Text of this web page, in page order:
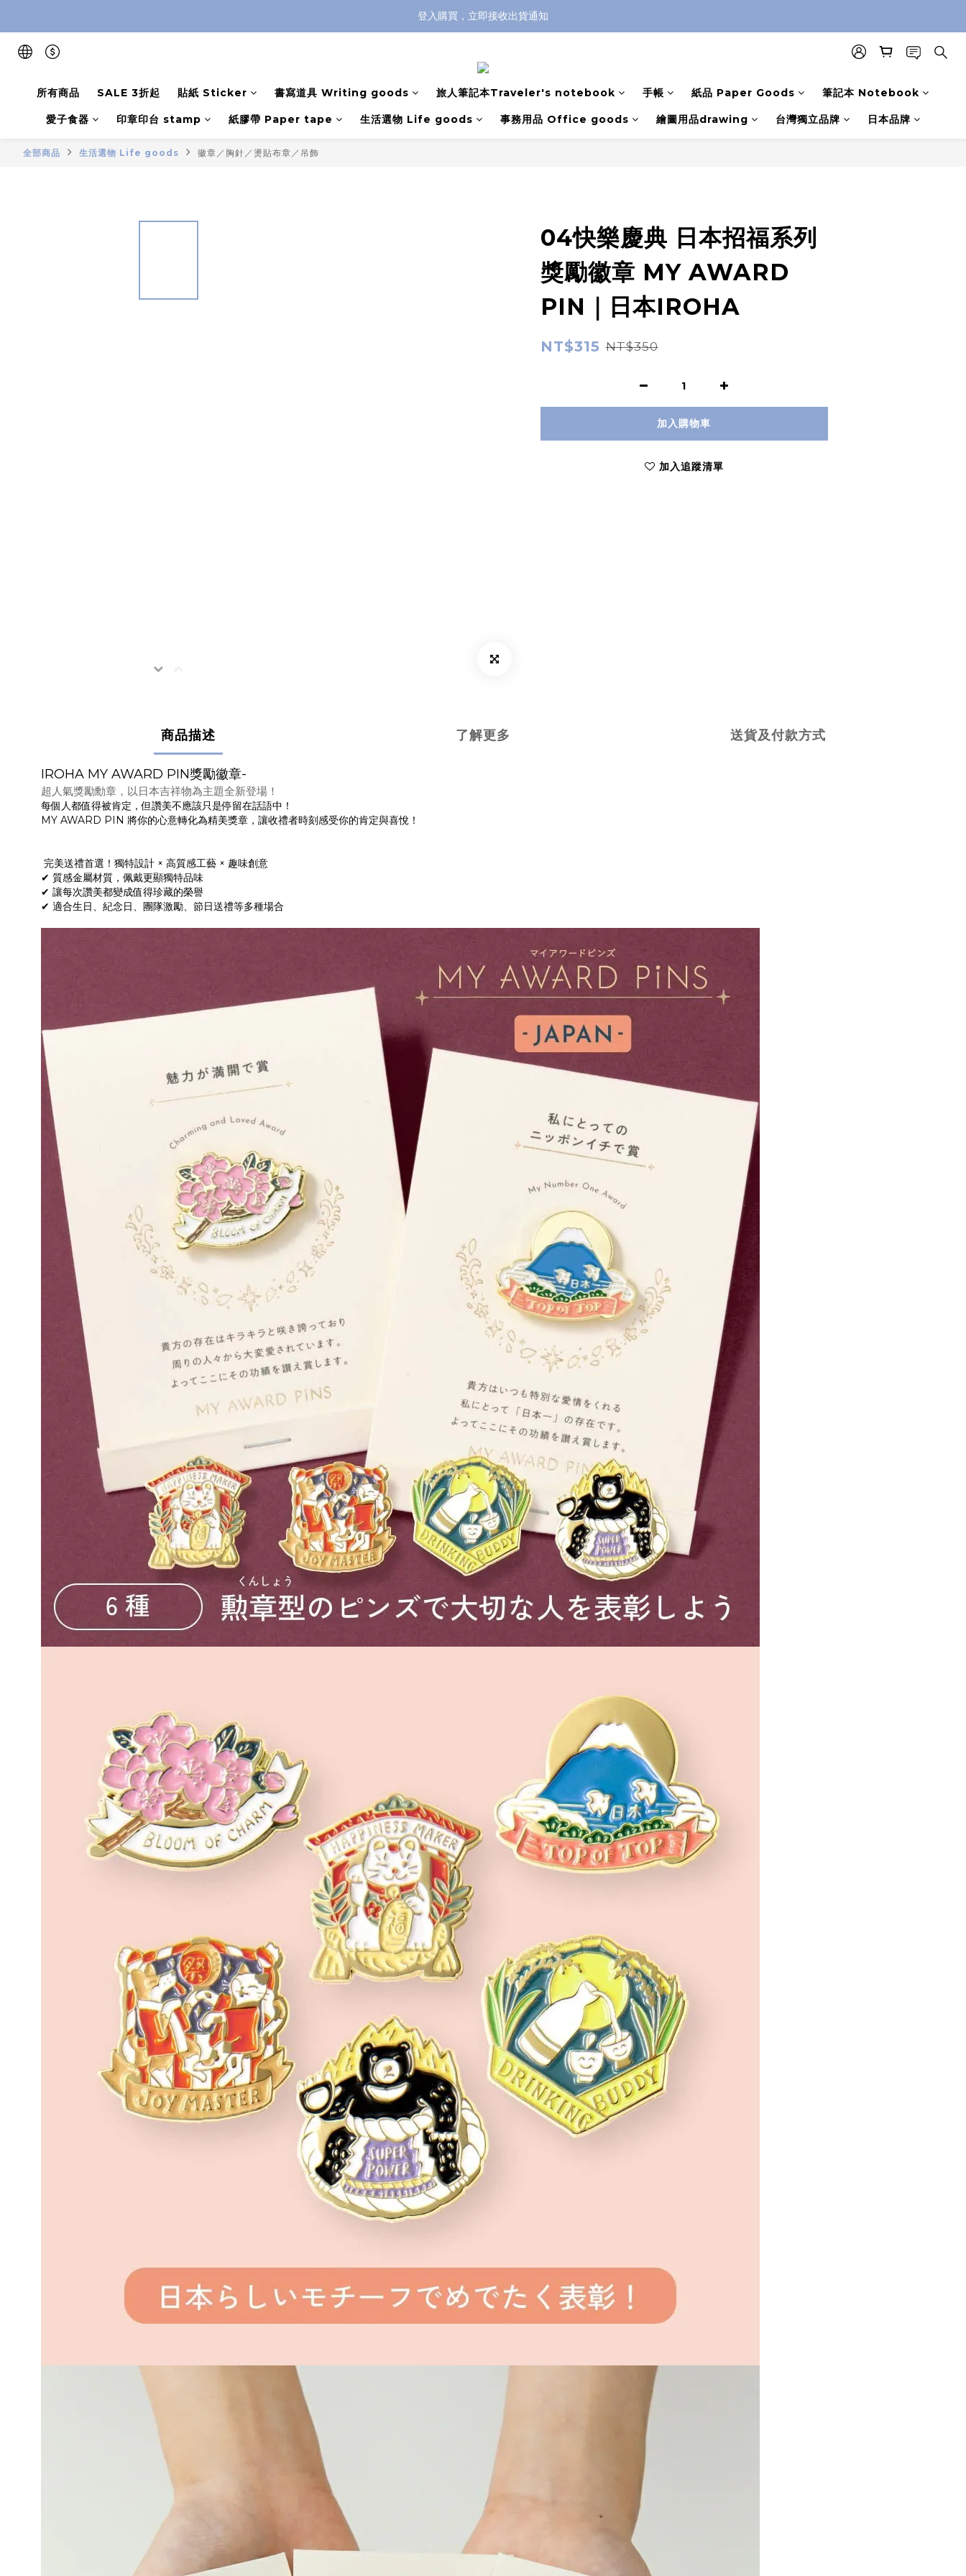
全館滿兩千免運！
登入購買，立即接收出貨通知
所有商品 SALE 3折起 貼紙 Sticker 書寫道具 Writing goods 旅人筆記本Traveler's notebook 手帳 紙品 Paper Goods 筆記本 Notebook
愛子食器 印章印台 stamp 紙膠帶 Paper tape 生活選物 Life goods 事務用品 Office goods 繪圖用品drawing 台灣獨立品牌 日本品牌
全部商品 生活選物 Life goods 徽章／胸針／燙貼布章／吊飾
04快樂慶典 日本招福系列
獎勵徽章 MY AWARD
PIN｜日本IROHA
NT$315 NT$350
加入購物車
加入追蹤清單
商品描述 了解更多 送貨及付款方式
IROHA MY AWARD PIN獎勵徽章-
超人氣獎勵勳章，以日本吉祥物為主題全新登場 ！
每個人都值得被肯定，但讚美不應該只是停留在話語中！
MY AWARD PIN 將你的心意轉化為精美獎章，讓收禮者時刻感受你的肯定與喜悅！
完美送禮首選！獨特設計 × 高質感工藝 × 趣味創意
✔ 質感金屬材質，佩戴更顯獨特品味
✔ 讓每次讚美都變成值得珍藏的榮譽
✔ 適合生日、紀念日、團隊激勵、節日送禮等多種場合